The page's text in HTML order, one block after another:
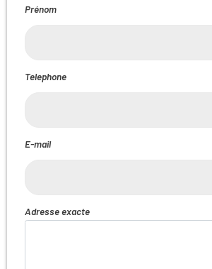
Prénom
Telephone
E-mail
Adresse exacte